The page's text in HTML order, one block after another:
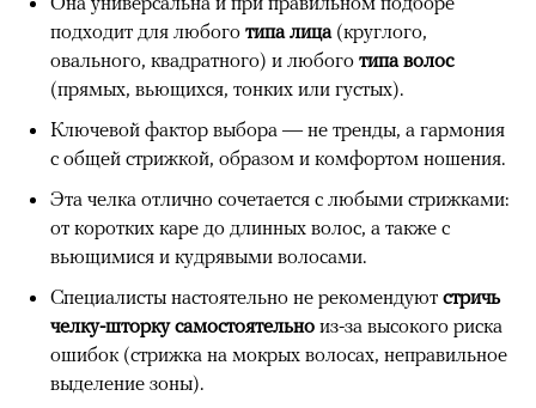
подходит для любого типа лица (круглого,
овального, квадратного) и любого типа волос
(прямых, вьющихся, тонких или густых).
Ключевой фактор выбора — не тренды, а гармония
с общей стрижкой, образом и комфортом ношения.
Эта челка отлично сочетается с любыми стрижками:
от коротких каре до длинных волос, а также с
вьющимися и кудрявыми волосами.
Специалисты настоятельно не рекомендуют стричь
челку-шторку самостоятельно из-за высокого риска
ошибок (стрижка на мокрых волосах, неправильное
выделение зоны).